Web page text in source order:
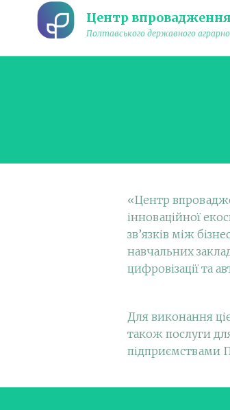
Центр впровадження
Полтавського державного
«Центр
інноваційної
зв’язків між
навчальних
цифровізації та
Для виконання
також послуги
підприємствами